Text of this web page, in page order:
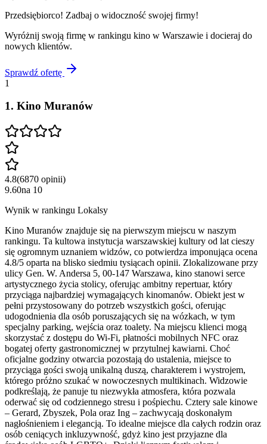
Przedsiębiorco! Zadbaj o widoczność swojej firmy!
Wyróżnij swoją firmę w rankingu kino w Warszawie i docieraj do
nowych klientów.
Sprawdź ofertę
1
1. Kino Muranów
4.8(6870 opinii)
9.60na 10
Wynik w rankingu Lokalsy
Kino Muranów znajduje się na pierwszym miejscu w naszym
rankingu. Ta kultowa instytucja warszawskiej kultury od lat cieszy
się ogromnym uznaniem widzów, co potwierdza imponująca ocena
4.8/5 oparta na blisko siedmiu tysiącach opinii. Zlokalizowane przy
ulicy Gen. W. Andersa 5, 00-147 Warszawa, kino stanowi serce
artystycznego życia stolicy, oferując ambitny repertuar, który
przyciąga najbardziej wymagających kinomanów. Obiekt jest w
pełni przystosowany do potrzeb wszystkich gości, oferując
udogodnienia dla osób poruszających się na wózkach, w tym
specjalny parking, wejścia oraz toalety. Na miejscu klienci mogą
skorzystać z dostępu do Wi-Fi, płatności mobilnych NFC oraz
bogatej oferty gastronomicznej w przytulnej kawiarni. Choć
oficjalne godziny otwarcia pozostają do ustalenia, miejsce to
przyciąga gości swoją unikalną duszą, charakterem i wystrojem,
którego próżno szukać w nowoczesnych multikinach. Widzowie
podkreślają, że panuje tu niezwykła atmosfera, która pozwala
oderwać się od codziennego stresu i pośpiechu. Cztery sale kinowe
– Gerard, Zbyszek, Pola oraz Ing – zachwycają doskonałym
nagłośnieniem i elegancją. To idealne miejsce dla całych rodzin oraz
osób ceniących inkluzywność, gdyż kino jest przyjazne dla